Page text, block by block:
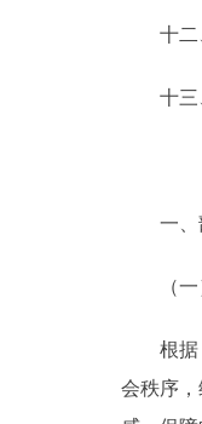
十二、
十三、
一、
（一
根据《
会秩序